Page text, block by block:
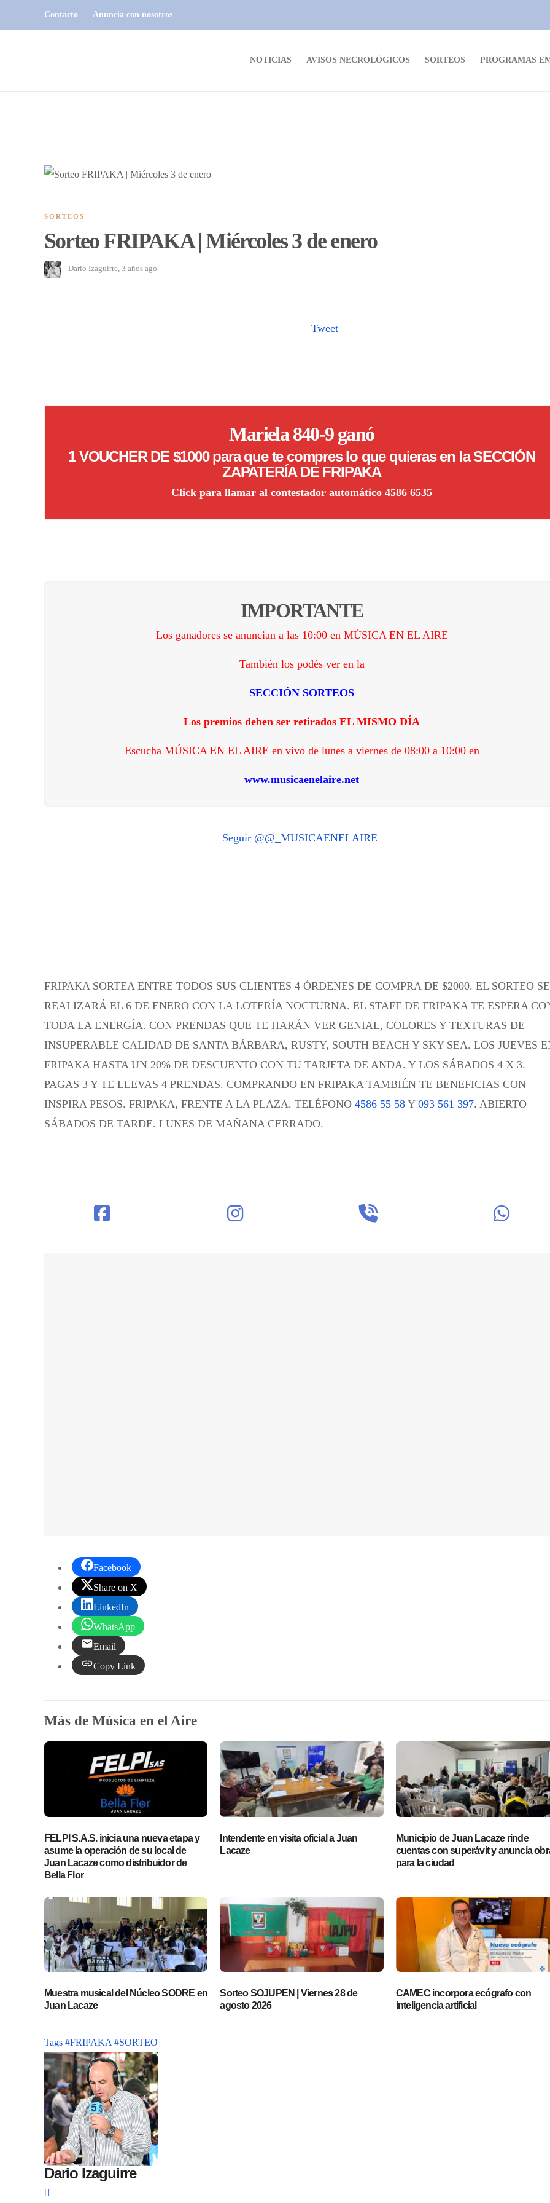
Contacto Anuncia con nosotros
NOTICIAS AVISOS NECROLÓGICOS SORTEOS PROGRAMAS
SORTEOS
Sorteo FRIPAKA | Miércoles 3 de enero
Dario Izaguirre, 3 años ago
Tweet
Mariela 840-9 ganó
1 VOUCHER DE $1000 para que te compres lo que quieras en la SECCIÓN
ZAPATERÍA DE FRIPAKA
Click para llamar al contestador automático 4586 6535
IMPORTANTE
Los ganadores se anuncian a las 10:00 en MÚSICA EN EL AIRE
También los podés ver enla
SECCIÓN SORTEOS
Los premios deben ser retirados EL MISMO DÍA
Escucha MÚSICA EN EL AIRE en vivo de lunes a viernes de 08:00 a 10:00 en
www.musicaenelaire.net
Seguir @@_MUSICAENELAIRE
FRIPAKA SORTEA ENTRE TODOS SUS CLIENTES 4 ÓRDENES DE COMPRA DE $2000. EL SORTEO SE
REALIZARÁ EL 6 DE ENERO CON LA LOTERÍA NOCTURNA. EL STAFF DE FRIPAKA TE ESPERA
TODA LA ENERGÍA. CON PRENDAS QUE TE HARÁN VER GENIAL, COLORES Y TEXTURAS DE
INSUPERABLE CALIDAD DE SANTA BÁRBARA, RUSTY, SOUTH BEACH Y SKY SEA. LOS JUEVES
FRIPAKA HASTA UN 20% DE DESCUENTO CON TU TARJETA DE ANDA. Y LOS SÁBADOS 4 X 3.
PAGAS 3 Y TE LLEVAS 4 PRENDAS. COMPRANDO EN FRIPAKA TAMBIÉN TE BENEFICIAS CON
INSPIRA PESOS. FRIPAKA, FRENTE A LA PLAZA. TELÉFONO 4586 55 58 Y 093 561 397. ABIERTO
SÁBADOS DE TARDE. LUNES DE MAÑANA CERRADO.
Facebook
Share on X
LinkedIn
WhatsApp
Email
Copy Link
Más de Música en el Aire
FELPI S.A.S. inicia una nueva etapa y
asume la operación de su local de
Juan Lacaze como distribuidor de
Bella Flor
Intendente en visita oficial a Juan
Lacaze
Municipio de Juan Lacaze rinde
cuentas con superávit y anuncia
para la ciudad
Muestra musical del Núcleo SODRE en
Juan Lacaze
Sorteo SOJUPEN | Viernes 28 de
agosto 2026
CAMEC incorpora ecógrafo con
inteligencia artificial
Tags #FRIPAKA #SORTEO
Dario Izaguirre